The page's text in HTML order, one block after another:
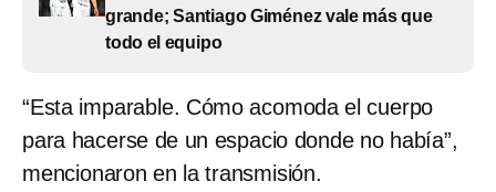
grande; Santiago Giménez vale más que
todo el equipo
“Esta imparable. Cómo acomoda el cuerpo
para hacerse de un espacio donde no había”,
mencionaron en la transmisión.